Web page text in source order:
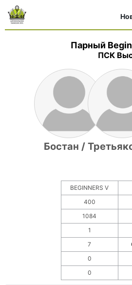
Парный
ПСК
Бостан /
BEGINNERS V
400
1084
1
7
0
0